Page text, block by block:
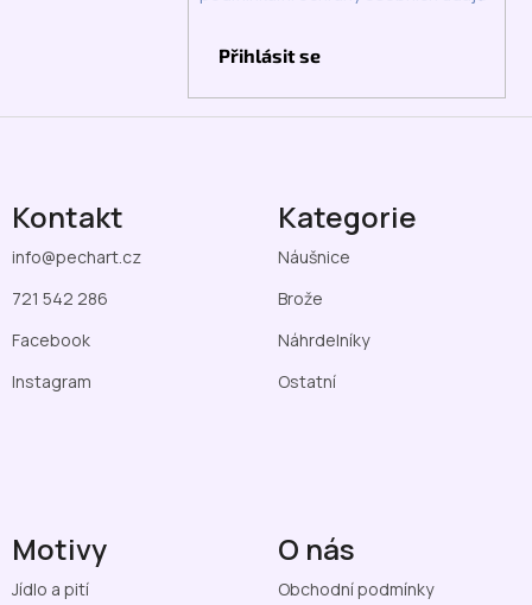
Přihlásit se
Kontakt
info@pechart.cz
721 542 286
Facebook
Instagram
Kategorie
Náušnice
Brože
Náhrdelníky
Ostatní
Motivy
Jídlo a pití
O nás
Obchodní podmínky